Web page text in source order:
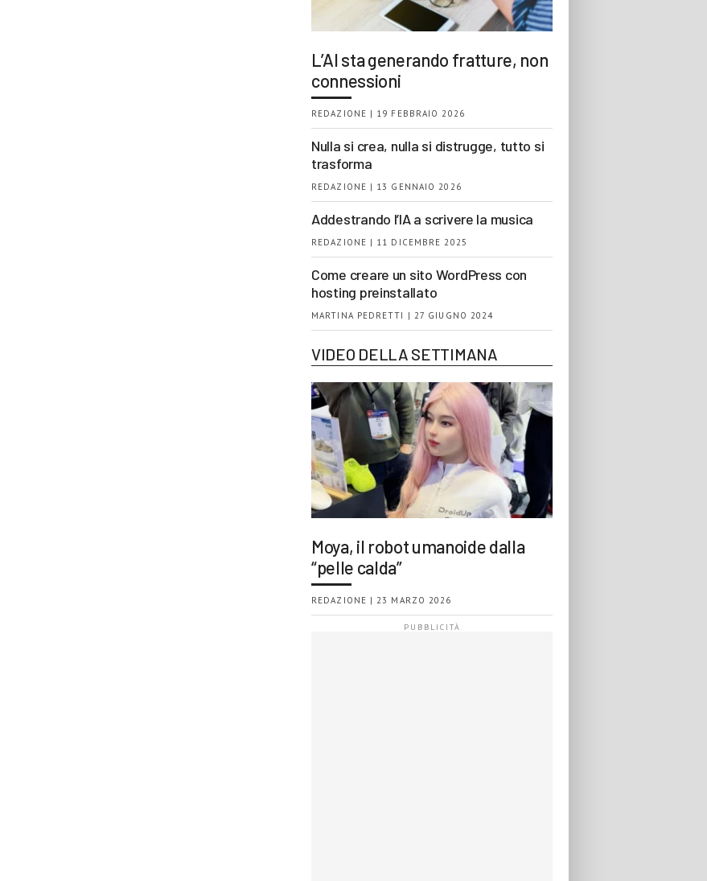
L’AI sta generando fratture, non
connessioni
REDAZIONE | 19 FEBBRAIO 2026
Nulla si crea, nulla si distrugge, tutto si
trasforma
REDAZIONE | 13 GENNAIO 2026
Addestrando l’IA a scrivere la musica
REDAZIONE | 11 DICEMBRE 2025
Come creare un sito WordPress con
hosting preinstallato
MARTINA PEDRETTI | 27 GIUGNO 2024
VIDEO DELLA SETTIMANA
Moya, il robot umanoide dalla
“pelle calda”
REDAZIONE | 23 MARZO 2026